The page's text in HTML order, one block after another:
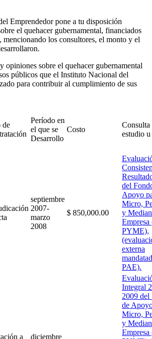
Emprendedor pone a tu disposición
el quehacer gubernamental, financiados
mencionando los consultores, el monto y el
opiniones sobre el quehacer gubernamental
públicos que el Instituto Nacional del
para contribuir al cumplimiento de sus
de
Período en
el que se
Desarrollo
Costo
Consulta
estudio
septiembre
2007-
marzo
2008
$ 850,000.00
del
Apoyo
Micro,
y
PYME),
externa
PAE).
a
diciembre
Integral
2009 del
de
Micro,
y